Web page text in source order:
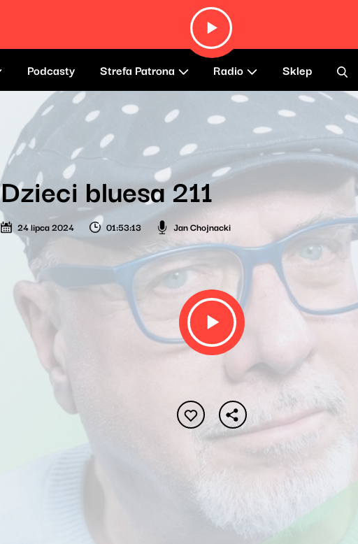
Podcasty Strefa Patrona Radio Sklep
Dzieci bluesa 211
24 lipca 2024 01:53:13 Jan Chojnacki